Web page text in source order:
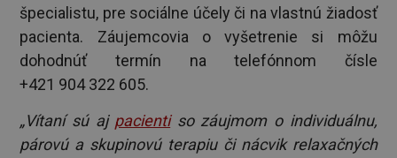
špecialistu, pre sociálne účely či na vlastnú žiadosť
pacienta. Záujemcovia o vyšetrenie si môžu
dohodnúť termín na telefónnom čísle
+421 904 322 605.
„Vítaní sú aj pacientiso záujmom o individuálnu,
párovú a skupinovú terapiu či nácvik relaxačných